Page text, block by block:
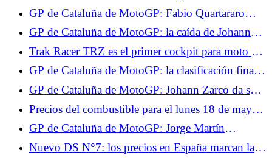
Márquez en vídeo
GP de Cataluña de MotoGP: Fabio Quartararo
decepcionado por la falta de velocidad de su
Yamaha
GP de Cataluña de MotoGP: la caída de Johann
Zarco durante la 2ª salida en vídeo
Trak Racer TRZ es el primer cockpit para moto del
gran público.
GP de Cataluña de MotoGP: la clasificación final
de la carrera, un piloto pierde su podio, Quartararo
gana una plaza
GP de Cataluña de MotoGP: Johann Zarco da su
noticia, sabemos el alcance de sus lesiones
Precios del combustible para el lunes 18 de mayo:
2,14 €/L de diésel y 2,04 €/L SP95-E10, los
precios se mantienen estables
GP de Cataluña de MotoGP: Jorge Martín
preocupado por los accidentes de Alex Márquez y
Johann Zarco en carrera
Nuevo DS N°7: los precios en España marcan la